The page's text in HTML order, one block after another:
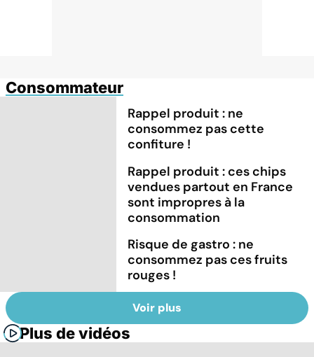
Consommateur
Rappel produit : ne
consommez pas cette
confiture !
Rappel produit : ces chips
vendues partout en France
sont impropres à la
consommation
Risque de gastro : ne
consommez pas ces fruits
rouges !
Voir plus
Plus de vidéos